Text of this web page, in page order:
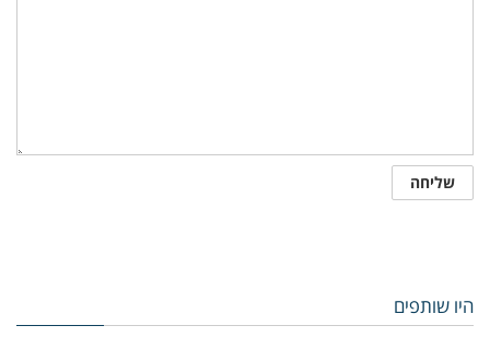
היו שותפים